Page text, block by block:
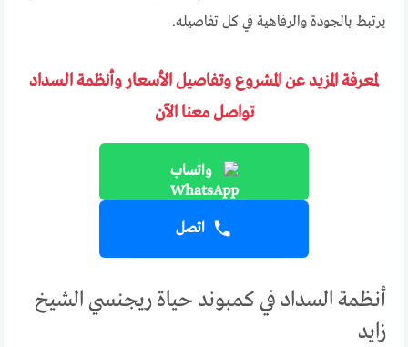
يرتبط بالجودة والرفاهية في كل تفاصيله.
لمعرفة المزيد عن المشروع وتفاصيل الأسعار وأنظمة السداد
تواصل معنا الآن
واتساب
اتصل
أنظمة السداد في كمبوند حياة ريجنسي الشيخ
زايد